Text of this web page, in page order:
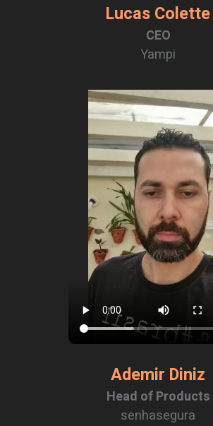
Lucas Colette
CEO
Yampi
Ademir Diniz
Head of Products
senhasegura